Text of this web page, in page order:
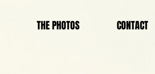
THE PHOTOS CONTACT